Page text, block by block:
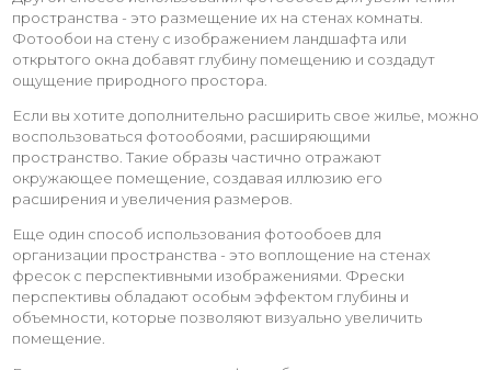
пространства - это размещение их на стенах комнаты.
Фотообои на стену с изображением ландшафта или
открытого окна добавят глубину помещению и создадут
ощущение природного простора.
Если вы хотите дополнительно расширить свое жилье, можно
воспользоваться фотообоями, расширяющими
пространство. Такие образы частично отражают
окружающее помещение, создавая иллюзию его
расширения и увеличения размеров.
Еще один способ использования фотообоев для
организации пространства - это воплощение на стенах
фресок с перспективными изображениями. Фрески
перспективы обладают особым эффектом глубины и
объемности, которые позволяют визуально увеличить
помещение.